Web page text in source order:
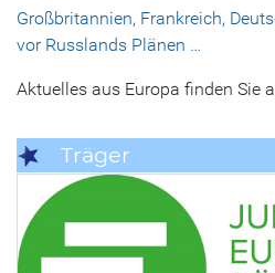
Großbritannien, Frankreich,
vor Russlands Plänen …
Aktuelles aus Europa finden Sie
Träger